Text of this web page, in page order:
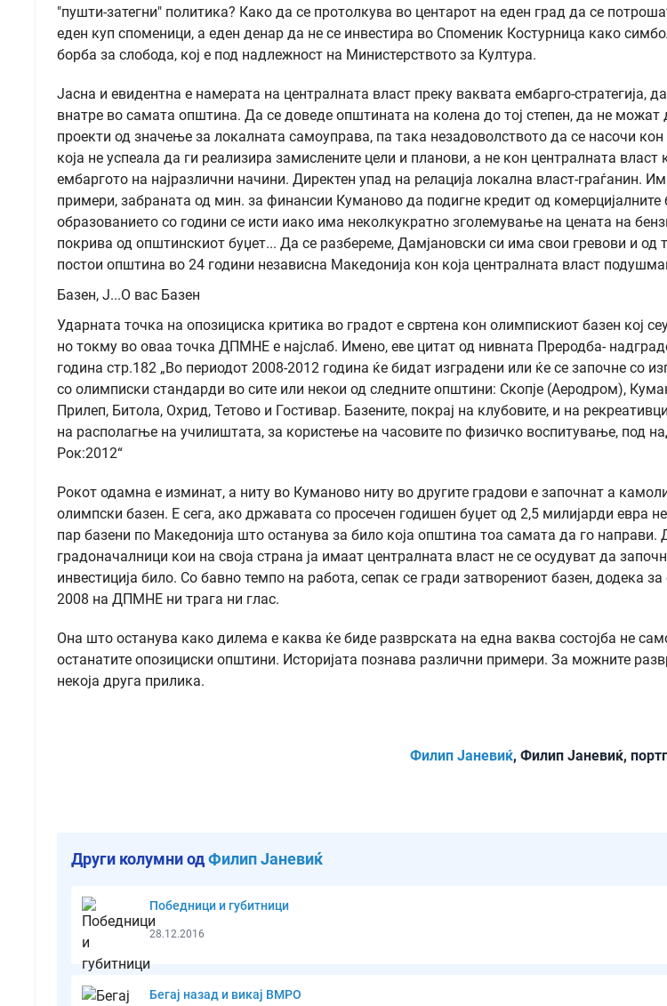
"пушти-затегни" политика? Како да се протолкува во центарот на еден град да се
еден куп споменици, а еден денар да не се инвестира во Споменик Костурница како
борба за слобода, кој е под надлежност на Министерството за Култура.
Јасна и евидентна е намерата на централната власт преку ваквата ембарго-стратегија,
внатре во самата општина. Да се доведе општината на колена до тој степен, да не можат
проекти од значење за локалната самоуправа, па така незадоволството да се насочи
која не успеала да ги реализира замислените цели и планови, а не кон централната власт
ембаргото на најразлични начини. Директен упад на релација локална власт-граѓанин.
примери, забраната од мин. за финансии Куманово да подигне кредит од комерцијалните
образованието со години се исти иако има неколкукратно зголемување на цената на
покрива од општинскиот буџет... Да се разбереме, Дамјановски си има свои гревови и од
постои општина во 24 години независна Македонија кон која централната власт
Базен, Ј...О вас Базен
Ударната точка на опозициска критика во градот е свртена кон олимпискиот базен кој
но токму во оваа точка ДПМНЕ е најслаб. Имено, еве цитат од нивната Преродба-
година стр.182 „Во периодот 2008-2012 година ќе бидат изградени или ќе се започне со
со олимписки стандарди во сите или некои од следните општини: Скопје (Аеродром),
Прилеп, Битола, Охрид, Тетово и Гостивар. Базените, покрај на клубовите, и на
на располагње на училиштата, за користење на часовите по физичко воспитување, под
Рок:2012“
Рокот одамна е изминат, а ниту во Куманово ниту во другите градови е започнат а
олимпски базен. Е сега, ако државата со просечен годишен буџет од 2,5 милијарди евра
пар базени по Македонија што останува за било која општина тоа самата да го направи.
градоначалници кои на своја страна ја имаат централната власт не се осудуват да
инвестиција било. Со бавно темпо на работа, сепак се гради затворениот базен, додека
2008 на ДПМНЕ ни трага ни глас.
Она што останува како дилема е каква ќе биде разврската на една ваква состојба не
останатите опозициски општини. Историјата познава различни примери. За можните
некоја друга прилика.
Филип Јаневиќ, Филип Јаневиќ,
Други колумни одФилип Јаневиќ
Победници и губитници
28.12.2016
Бегај назад и викај ВМРО